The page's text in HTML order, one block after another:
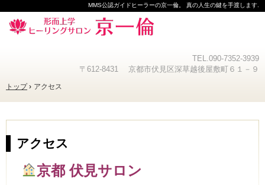
MMS公認ガイドヒーラーの京一倫。 真の人生の鍵を手渡します.
TEL.090-7352-3939
〒612-8431 京都市伏見区深草越後屋敷町６１－９
トップ アクセス
アクセス
京都 伏見サロン